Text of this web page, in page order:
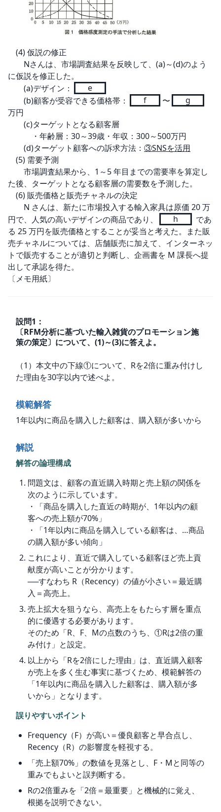
(4) 仮説の修正
Nさんは、市場調査結果を反映して、(a)～(d)のよう
に仮説を修正した。
(a)デザイン：
e
(b)顧客が受容できる価格帯：
f 〜
g
万円
(c)ターゲットとなる顧客層
・年齢層：30～39歳・年収：300～500万円
(d)ターゲット顧客への訴求方法： ③SNSを活用
(5) 需要予測
市場調査結果から、1～5 年目までの需要率を算定し
た後、ターゲットとなる顧客層の需要数を予測した。
(6) 販売価格と販売チャネルの決定
N さんは、新たに市場投入する輸入家具は原価 20 万
円で、人気の高いデザインの商品であり、
h
であ
る 25 万円を販売価格とすることが妥当と考えた。また販
売チャネルについては、店舗販売に加えて、インターネッ
トで販売することが適切と判断し、企画書を M 課長へ提
出して承認を得た。
〔メモ用紙〕
設問1 ：
〔RFM分析に基づいた輸入雑貨のプロモーション施
策の策定〕について、(1)～(3)に答えよ。
（1）本文中の下線①について、Rを2倍に重み付けし
た理由を30字以内で述べよ。
模範解答
1年以内に商品を購入した顧客は、購入額が多いから
解説
解答の論理構成
問題文は、顧客の直近購入時期と売上額の関係を
次のように示しています。
・「商品を購入した直近の時期が、1年以内の顧
客への売上額が70%」
・「1年以内に商品を購入している顧客は、…商品
の購入額が多い傾向」
これにより、直近で購入している顧客ほど売上貢
献度が高いことが分かります。
──すなわち R（Recency）の値が小さい＝最近購
入＝高売上。
売上拡大を狙うなら、高売上をもたらす層を重点
的に優遇する必要があります。
そのため「R、F、Mの点数のうち、①Rは2倍の重
み付け」と設定。
以上から「Rを2倍にした理由」は、直近購入顧客
が売上を多く生む事実に基づくため、模範解答の
「1年以内に商品を購入した顧客は、購入額が多
いから」となります。
誤りやすいポイント
Frequency（F）が高い＝優良顧客と早合点し、
Recency（R）の影響度を軽視する。
「売上額70%」の数値を見落とし、F・Mと同等の
重みでもよいと誤判断する。
Rの2倍重みを「2倍＝最重要」と機械的に覚え、
根拠を説明できない。